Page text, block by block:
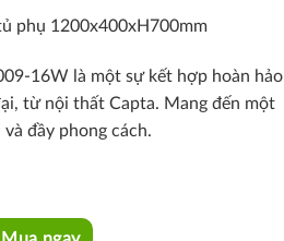
phụ 1200x400xH700mm
16W là một sự kết hợp hoàn hảo
từ nội thất Capta. Mang đến một
đầy phong cách.